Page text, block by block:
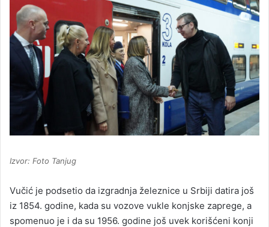
Izvor: Foto Tanjug
Vučić je podsetio da izgradnja železnice u Srbiji datira još
iz 1854. godine, kada su vozove vukle konjske zaprege, a
spomenuo je i da su 1956. godine još uvek korišćeni konji